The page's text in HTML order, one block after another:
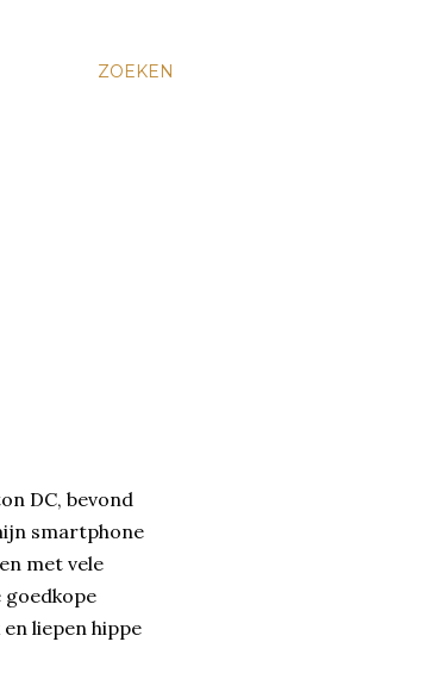
ZOEKEN
DC, bevond
smartphone
met vele
goedkope
liepen hippe